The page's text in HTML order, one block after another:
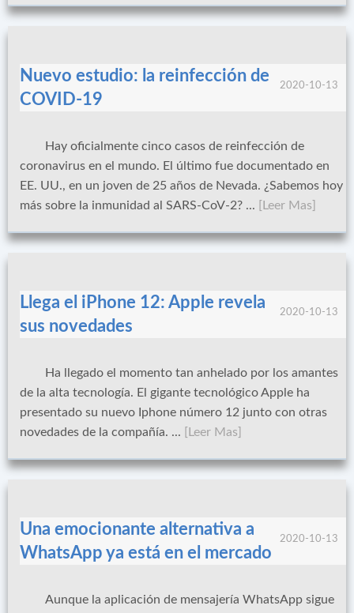
2020-10-13
Nuevo estudio: la reinfección de
COVID-19
Hay oficialmente cinco casos de reinfección de
coronavirus en el mundo. El último fue documentado en
EE. UU., en un joven de 25 años de Nevada. ¿Sabemos hoy
más sobre la inmunidad al SARS-CoV-2? ...
[Leer Mas]
2020-10-13
Llega el iPhone 12: Apple revela
sus novedades
Ha llegado el momento tan anhelado por los amantes
de la alta tecnología. El gigante tecnológico Apple ha
presentado su nuevo Iphone número 12 junto con otras
novedades de la compañía. ...
[Leer Mas]
2020-10-13
Una emocionante alternativa a
WhatsApp ya está en el mercado
Aunque la aplicación de mensajería WhatsApp sigue